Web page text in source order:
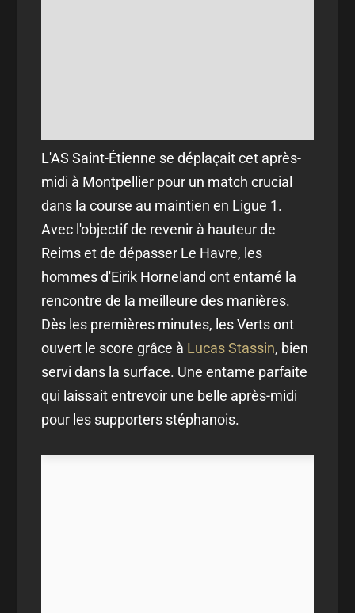
L'AS Saint-Étienne se déplaçait cet après-
midi à Montpellier pour un match crucial
dans la course au maintien en Ligue 1.
Avec l'objectif de revenir à hauteur de
Reims et de dépasser Le Havre, les
hommes d'Eirik Horneland ont entamé la
rencontre de la meilleure des manières.
Dès les premières minutes, les Verts ont
ouvert le score grâce à Lucas Stassin, bien
servi dans la surface. Une entame parfaite
qui laissait entrevoir une belle après-midi
pour les supporters stéphanois.